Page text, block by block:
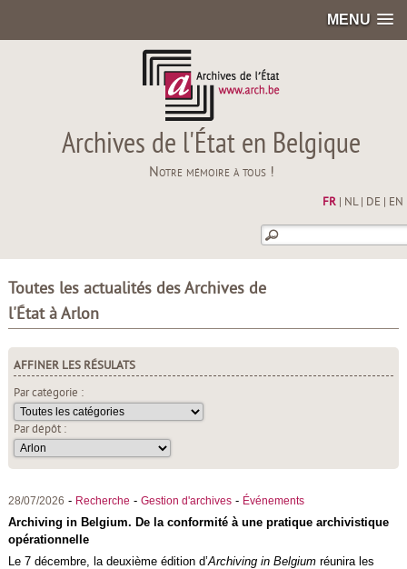
MENU
Archives de l'État en Belgique
Notre mémoire à tous !
FR| NL| DE EN
Toutes les actualités des Archives de
l'État à Arlon
AFFINER LES RÉSULATS
Par catégorie :
Par dépôt :
28/07/2026 - Recherche - Gestion d'archives- Événements
Archiving in Belgium. De la conformité à une pratique archivistique
opérationnelle
Le 7 décembre, la deuxième édition d’Archiving in Belgiumréunira les